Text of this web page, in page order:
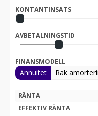
utan krav på egen
upplägg.
Kontakta oss gärna
bästa lösningen för just
Vi löser även frakt och
inom Sverige genom
För leveransbesked
oss innan ett besök.
KONTANTINSATS
AVBETALNINGSTID
FINANSMODELL
Annuitet Rak
RÄNTA
EFFEKTIV RÄNTA